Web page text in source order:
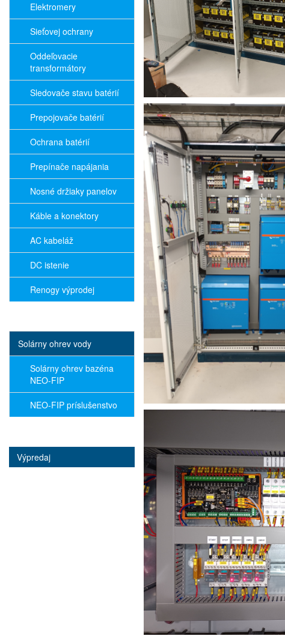
Elektromery
Sieťovej ochrany
Oddeľovacie
transformátory
Sledovače stavu batérií
Prepojovače batérií
Ochrana batérií
Prepínače napájania
Nosné držiaky panelov
Káble a konektory
AC kabeláž
DC istenie
Renogy výprodej
Solárny ohrev vody
Solárny ohrev bazéna
NEO-FIP
NEO-FIP príslušenstvo
Výpredaj